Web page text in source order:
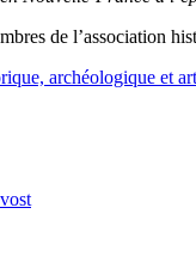
de l’association
archéologique et